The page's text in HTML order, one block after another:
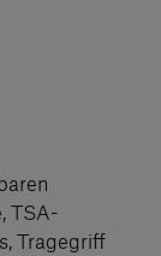
TSA-
Tragegriff